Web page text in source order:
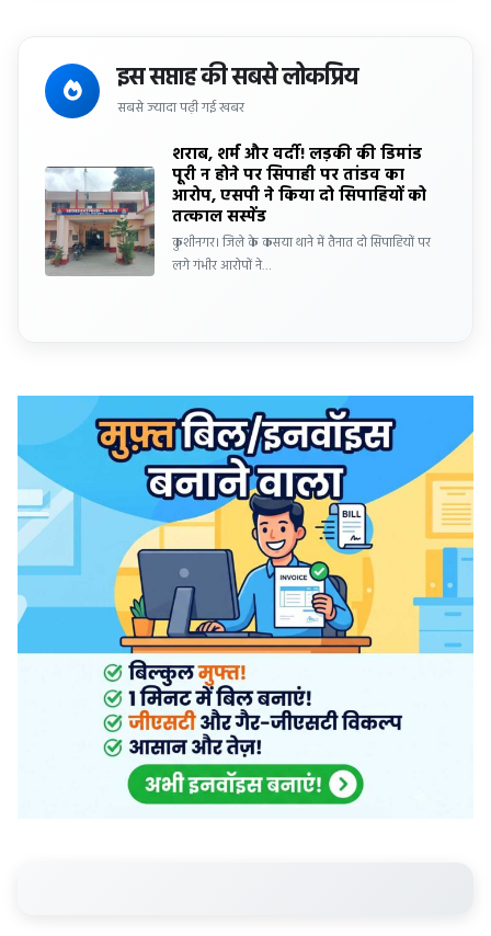
इस सप्ताह की सबसे लोकप्रिय
सबसे ज्यादा पढ़ी गई खबर
शराब, शर्म और वर्दी! लड़की की डिमांड
पूरी न होने पर सिपाही पर तांडव का
आरोप, एसपी ने किया दो सिपाहियों को
तत्काल सस्पेंड
कुशीनगर। जिले के कसया थाने में तैनात दो सिपाहियों पर
लगे गंभीर आरोपों ने…